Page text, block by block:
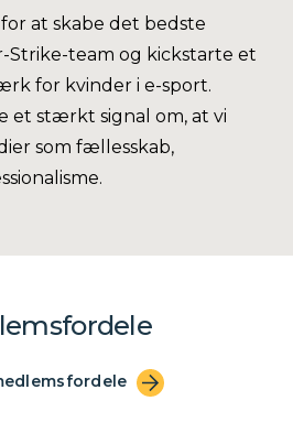
at skabe det bedste
Strike-team og kickstarte et
for kvinder i e-sport.
et stærkt signal om, at vi
som fællesskab,